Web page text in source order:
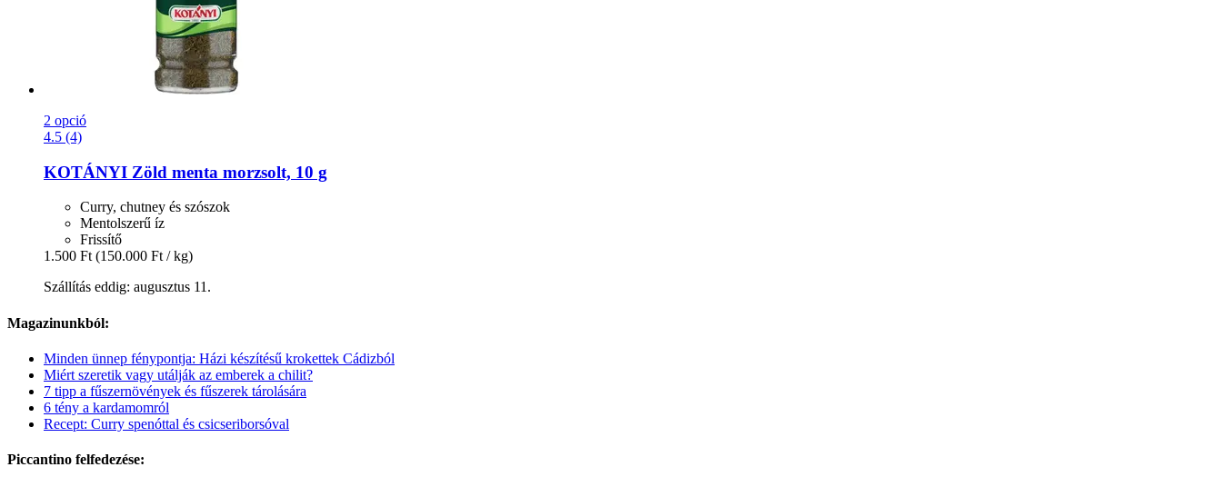
2 opció
4.5 (4)
KOTÁNYI Zöld menta morzsolt, 10 g
Curry, chutney és szószok
Mentolszerű íz
Frissítő
1.500 Ft (150.000 Ft / kg)
Szállítás eddig: augusztus 11.
Magazinunkból:
Minden ünnep fénypontja: Házi készítésű krokettek Cádizból
Miért szeretik vagy utálják az emberek a chilit?
7 tipp a fűszernövények és fűszerek tárolására
6 tény a kardamomról
Recept: Curry spenóttal és csicseriborsóval
Piccantino felfedezése: